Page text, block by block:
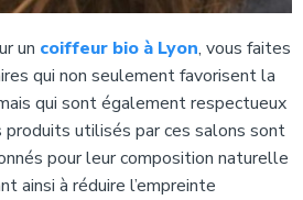
un coiffeur bio à Lyon, vous faites
qui non seulement favorisent la
qui sont également respectueux
produits utilisés par ces salons sont
pour leur composition naturelle
ainsi à réduire l’empreinte